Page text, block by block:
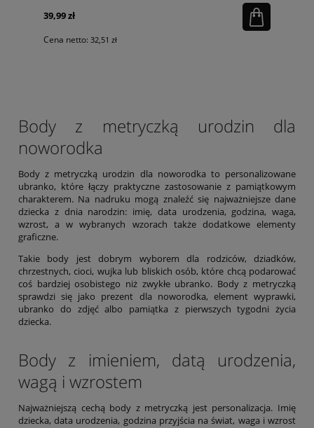
39,99 zł
Cena netto: 32,51 zł
Body z metryczką urodzin dla
noworodka
Body z metryczką urodzin dla noworodka to personalizowane
ubranko, które łączy praktyczne zastosowanie z pamiątkowym
charakterem. Na nadruku mogą znaleźć się najważniejsze dane
dziecka z dnia narodzin: imię, data urodzenia, godzina, waga,
wzrost, a w wybranych wzorach także dodatkowe elementy
graficzne.
Takie body jest dobrym wyborem dla rodziców, dziadków,
chrzestnych, cioci, wujka lub bliskich osób, które chcą podarować
coś bardziej osobistego niż zwykłe ubranko. Body z metryczką
sprawdzi się jako prezent dla noworodka, element wyprawki,
ubranko do zdjęć albo pamiątka z pierwszych tygodni życia
dziecka.
Body z imieniem, datą urodzenia,
wagą i wzrostem
Najważniejszą cechą body z metryczką jest personalizacja. Imię
dziecka, data urodzenia, godzina przyjścia na świat, waga i wzrost